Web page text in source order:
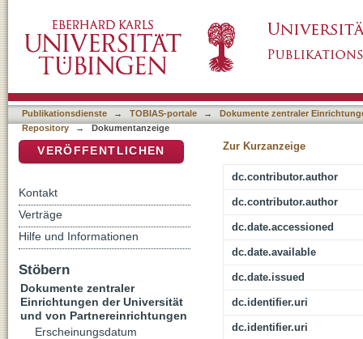
Publikationsdienste → TOBIAS-portale →
Dokumente zentraler
Repository
→ Dokumentanzeige
Zur Kurzanzeige
dc.contributor.author
dc.contributor.author
dc.date.accessioned
dc.date.available
dc.date.issued
dc.identifier.uri
dc.identifier.uri
VERÖFFENTLICHEN
Kontakt
Verträge
Hilfe und Informationen
Stöbern
Dokumente zentraler
Einrichtungen der Universität
und von Partnereinrichtungen
Erscheinungsdatum